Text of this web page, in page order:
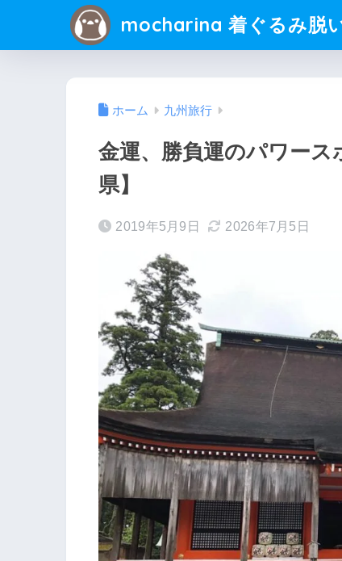
mocharina 着ぐるみ脱
ホーム 九州旅行
金運、勝負運のパワース
県】
2019年5月9日 2026年7月5日